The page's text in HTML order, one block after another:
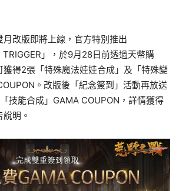
改版即將上線，官方特別推出
TRIGGER」，於9月28日前透過天幣購
獲得2張「特殊魔法娃娃合成」及「特殊變
。改版後「紀念簽到」活動再放送
技能合成」GAMA COUPON，詳情獲得
明。